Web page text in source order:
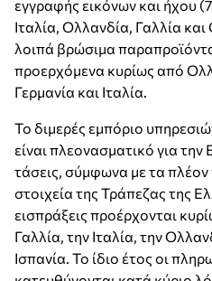
εγγραφής εικόνων και ήχου
Ιταλία, Ολλανδία, Γαλλία
λοιπά βρώσιμα
προερχόμενα κυρίως από
Γερμανία και Ιταλία.
Το διμερές εμπόριο
είναι πλεονασματικό για
τάσεις, σύμφωνα με τα
στοιχεία της Τράπεζας της
εισπράξεις προέρχονται
Γαλλία, την Ιταλία, την
Ισπανία. Το ίδιο έτος οι